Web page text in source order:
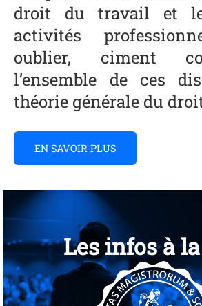
droit du travail et
activités
oublier, ciment
l’ensemble de ces
théorie générale du
EN SAVOIR PLUS
Les infos à